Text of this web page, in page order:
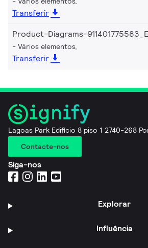
Transferir
Product-Diagrams-
Vários elementos,
Transferir
Lagoas Park Edifício 8 piso 1 2740-268
Contacte-nos
Siga-nos
Explorar
Influência